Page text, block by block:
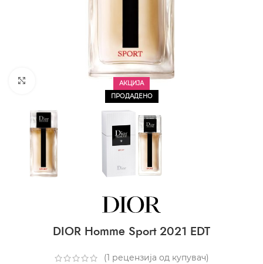
АКЦИЈА
ПРОДАДЕНО
CLICK TO ENLARGE
DIOR Homme Sport 2021 EDT
(1 рецензија од купувач)